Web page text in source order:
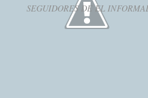
SEGUIDORES DE EL